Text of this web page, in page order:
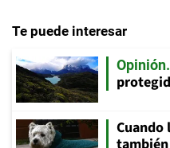
Te puede interesar
Opinión
Cuando